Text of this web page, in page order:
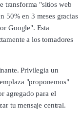
transforma "sitios web
50% en 3 meses gracias
Google". Esta
a los tomadores
Privilegia un
"proponemos"
agregado para el
tu mensaje central.